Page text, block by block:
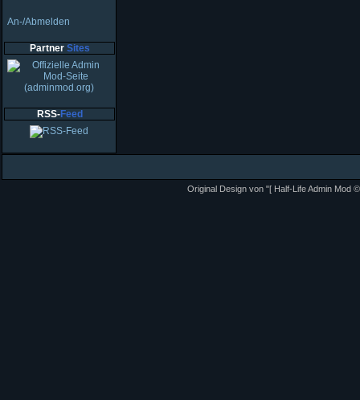
An-/Abmelden
Partner Sites
RSS-Feed
Original Design von "[ Half-Life Admin Mod